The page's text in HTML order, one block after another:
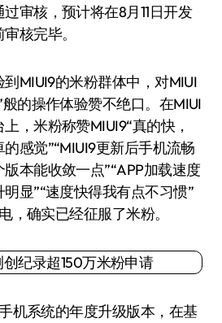
审核，预计将在8月11日开发
核完毕。
MIUI9的米粉群体中，对MIUI
的操作体验赞不绝口。在MIUI
，米粉称赞MIUI9“真的快，
感觉”“MIUI9更新后手机流畅
本能收敛一点”“APP加载速度
显”“速度快得我有点不习惯”
，确实已经征服了米粉。
系统的年度升级版本，在基